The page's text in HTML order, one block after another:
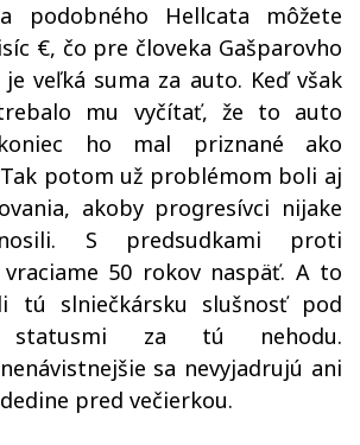
podobného Hellcata môžete
€, čo pre človeka Gašparovho
veľká suma za auto. Keď však
mu vyčítať, že to auto
ho mal priznané ako
potom už problémom boli aj
akoby progresívci nijake
S predsudkami proti
50 rokov naspäť. A to
tú slniečkársku slušnosť pod
statusmi za tú nehodu.
sa nevyjadrujú ani
pred večierkou.